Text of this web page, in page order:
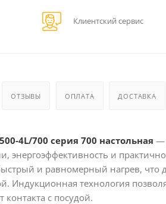
Клиентский сервис
ОТЗЫВЫ ОПЛАТА ДОСТАВКА
4L/700 серия 700 настольная —
энергоэффективность и
и равномерный нагрев, что
Индукционная технология
с посудой.